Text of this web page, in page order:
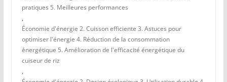
pratiques 5. Meilleures performances
,
Économie d'énergie 2. Cuisson efficiente 3. Astuces pour
optimiser l'énergie 4. Réduction de la consommation
énergétique 5. Amélioration de l'efficacité énergétique du
cuiseur de riz
,